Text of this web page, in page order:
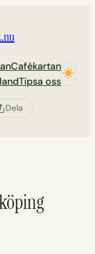
Cafékartan
Tipsa oss
Dela